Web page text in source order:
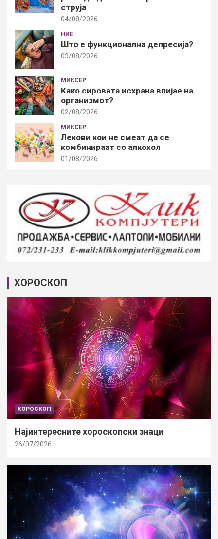
струја
04/08/2026
НИЕ
Што е функционална депресија?
03/08/2026
МИКСЕР
Како сировата исхрана влијае на
организмот?
02/08/2026
МИКСЕР
Лекови кои не смеат да се
комбинираат со алкохол
01/08/2026
ХОРОСКОП
ХОРОСКОП
Најинтересните хороскопски знаци
26/07/2026